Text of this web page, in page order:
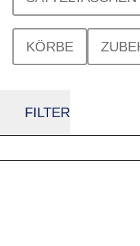
KÖRBE
FILTER